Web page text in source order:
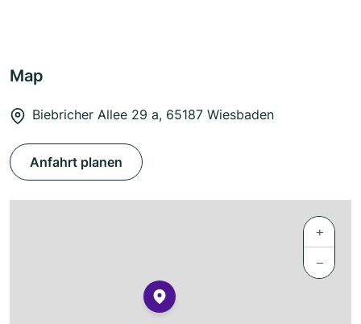
Map
Biebricher Allee 29 a, 65187 Wiesbaden
Anfahrt planen
+
−